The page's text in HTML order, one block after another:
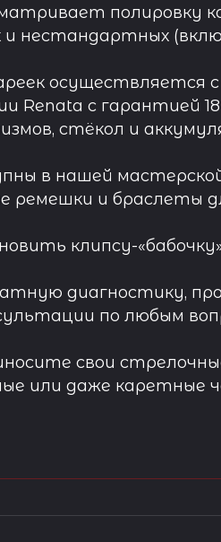
полировку
нестандартных
осуществляется
Renata с гарантией 18
стёкол и
в нашей
и браслеты
клипсу-
диагностику,
по любым
свои
или даже каретные